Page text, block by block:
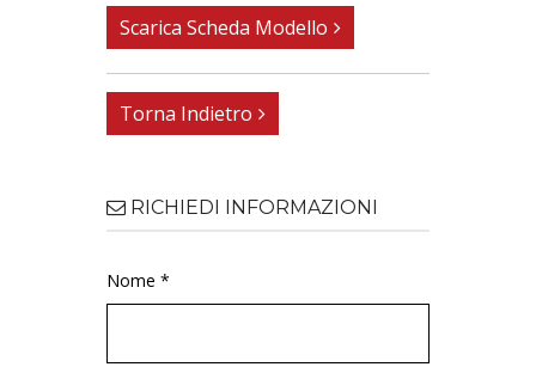
Scarica Scheda Modello
Torna Indietro
RICHIEDI INFORMAZIONI
Nome *